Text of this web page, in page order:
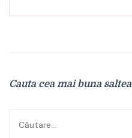
Cauta cea mai buna saltea
Caută